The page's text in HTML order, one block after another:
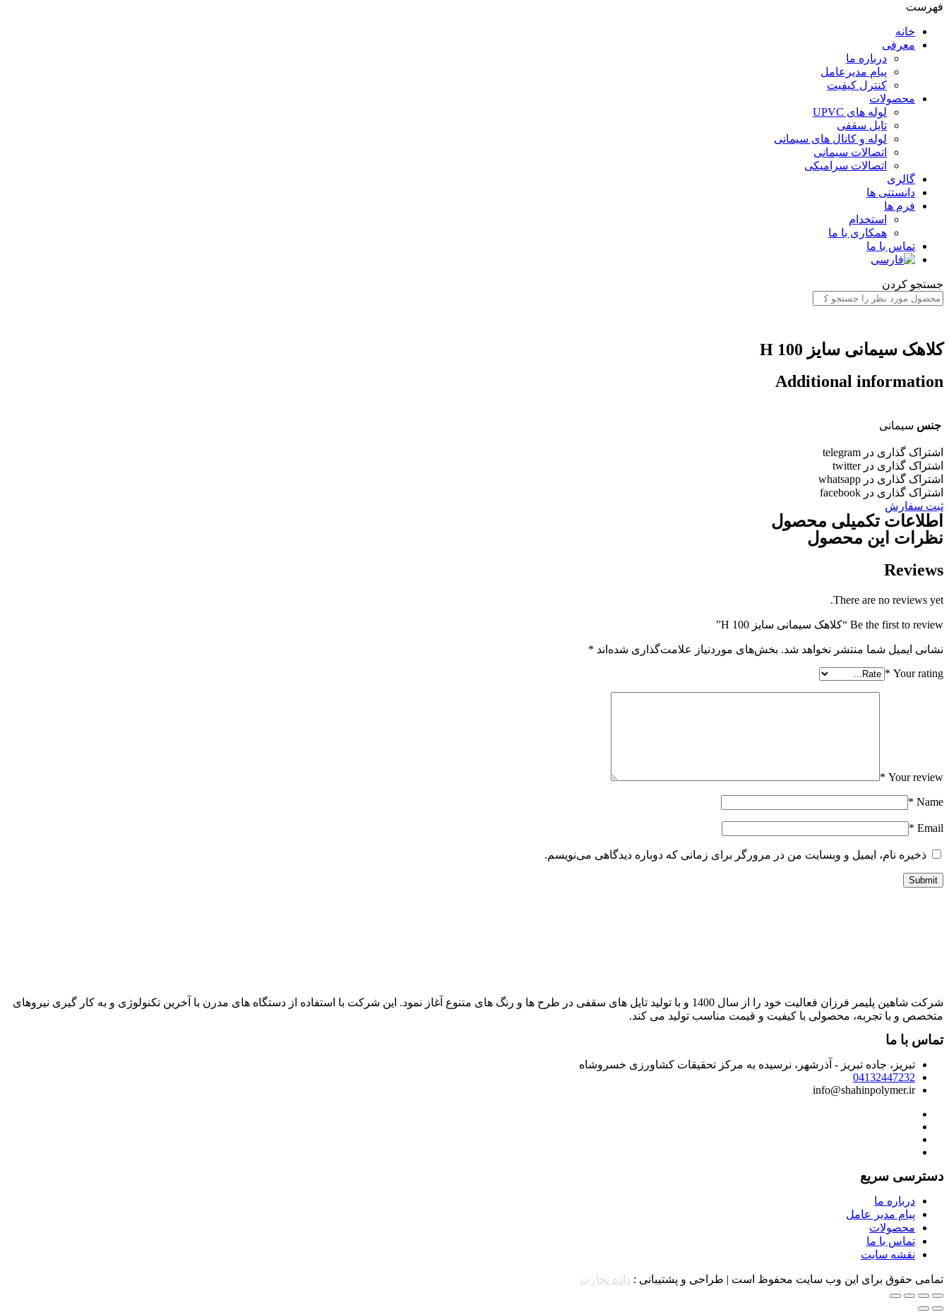
فهرست
خانه
معرفی
درباره ما
پیام مدیرعامل
کنترل کیفیت
محصولات
لوله های UPVC
تایل سقفی
لوله و کانال های سیمانی
اتصالات سیمانی
اتصالات سرامیکی
گالری
دانستنی ها
فرم ها
استخدام
همکاری با ما
تماس با ما
جستجو کردن
کلاهک سیمانی سایز H 100
Additional information
جنس سیمانی
اشتراک گذاری در telegram
اشتراک گذاری در twitter
اشتراک گذاری در whatsapp
اشتراک گذاری در facebook
ثبت سفارش
اطلاعات تکمیلی محصول
نظرات این محصول
Reviews
There are no reviews yet.
Be the first to review “کلاهک سیمانی سایز H 100”
نشانی ایمیل شما منتشر نخواهد شد. بخش‌های موردنیاز علامت‌گذاری شده‌اند *
Your rating
*
Your review
*
Name
*
Email
*
ذخیره نام، ایمیل و وبسایت من در مرورگر برای زمانی که دوباره دیدگاهی می‌نویسم.
شرکت شاهین پلیمر فرزان فعالیت خود را از سال 1400 و با تولید تایل های سقفی در طرح ها و رنگ های متنوع آغاز نمود. این شرکت با استفاده از دستگاه های مدرن با آخرین تکنولوژی و به کار گیری نیروهای
متخصص و با تجربه، محصولی با کیفیت و قیمت مناسب تولید می کند.
تماس با ما
تبریز، جاده تبریز - آذرشهر، نرسیده به مرکز تحقیقات کشاورزی خسروشاه
04132447232
info@shahinpolymer.ir
دسترسی سریع
درباره ما
پیام مدیر عامل
محصولات
تماس با ما
نقشه سایت
تمامی حقوق برای این وب سایت محفوظ است | طراحی و پشتیبانی : داده تجارت